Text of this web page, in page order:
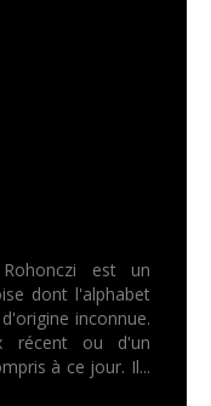
est un
dont l'alphabet
inconnue.
récent ou d'un
à ce jour. Il...